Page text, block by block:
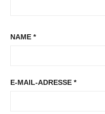
NAME *
E-MAIL-ADRESSE *